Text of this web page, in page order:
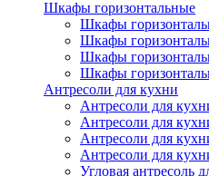
Шкафы горизонтальные
Шкафы
Шкафы
Шкафы
Шкафы
Антресоли для кухни
Антресоли для
Антресоли для
Антресоли для
Антресоли для
Угловая антресоль